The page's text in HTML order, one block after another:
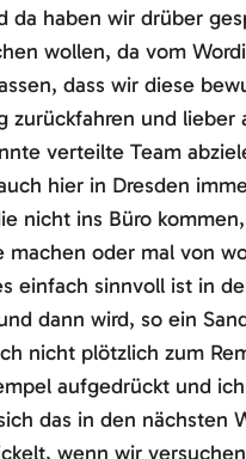
da haben wir drüber
wollen, da vom
dass wir diese
zurückfahren und lieber
verteilte Team
hier in Dresden
nicht ins Büro
oder mal von
einfach sinnvoll ist in
dann wird, so ein
nicht plötzlich zum
aufgedrückt und
das in den nächsten
wenn wir